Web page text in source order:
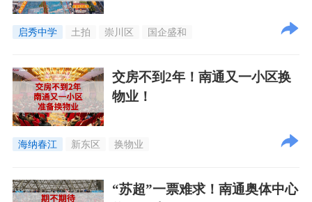
启秀中学 土拍 崇川区 国企盛和
交房不到2年！南通又一小区换
物业！
海纳春江 新东区 换物业
“苏超”一票难求！南通奥体中心